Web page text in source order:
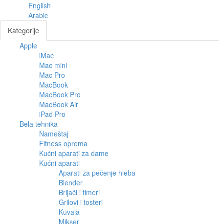
English
Arabic
Kategorije
Apple
iMac
Mac mini
Mac Pro
MacBook
MacBook Pro
MacBook Air
iPad Pro
Bela tehnika
Nameštaj
Fitness oprema
Kućni aparati za dame
Kućni aparati
Aparati za pečenje hleba
Blender
Brijači i timeri
Grilovi i tosteri
Kuvala
Mikser